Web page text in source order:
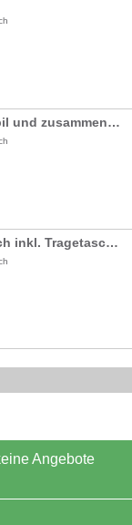
Präsentationstisch stabil und zusammenklappbar
Messestand Messe Tisch inkl. Tragetasche mobil
Angebote